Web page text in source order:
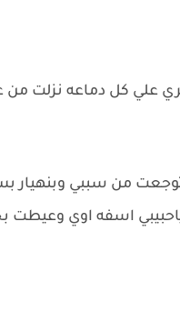
علي كل دماعه نزلت من
اتوجعت من سببي
اسفه اوي وعيطت